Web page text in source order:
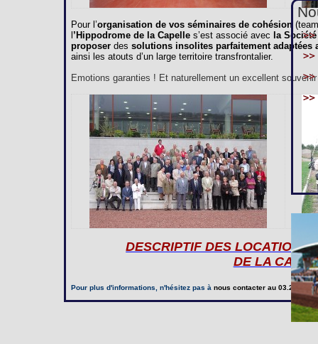
Pour l’organisation de vos séminaires de cohésion
’Hippodrome de la Capelles’est associé avec la
proposer des solutions insolites parfaitement adaptées
ainsi les atouts d’un large territoire transfrontalier.
Emotions garanties ! Et naturellement un excellent
DESCRIPTIF DES LOCATIONS
DE LA
Pour plus d'informations, n'hésitez pas à nous contacterau